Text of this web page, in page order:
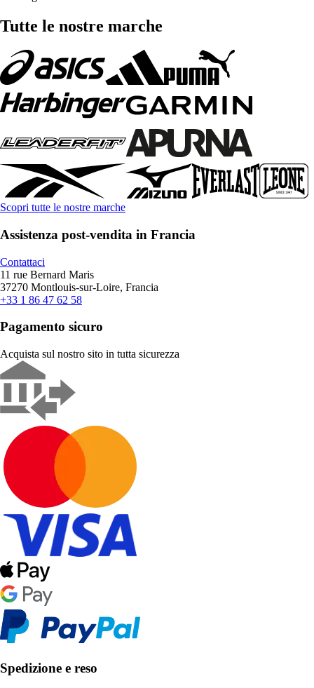
Tutte le nostre marche
Scopri tutte le nostre marche
Assistenza post-vendita in Francia
Contattaci
11 rue Bernard Maris
37270 Montlouis-sur-Loire, Francia
+33 1 86 47 62 58
Pagamento sicuro
Acquista sul nostro sito in tutta sicurezza
Spedizione e reso